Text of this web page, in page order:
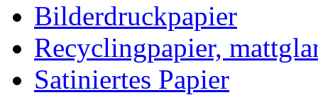
Bilderdruckpapier
Recyclingpapier,
Satiniertes Papier